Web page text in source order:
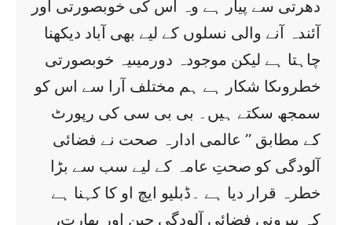
دھرتی سے پیار ہے وہ اس کی خوبصورتی اور
آئندہ آنے والی نسلوں کے لیے بھی آباد دیکھنا
چاہتا ہے لیکن موجودہ دورمیںیہ خوبصورتی
خطروںکا شکار ہے ہم مختلف آرا سے اس کو
سمجھ سکتے ہیں۔ بی بی سی کی رپورٹ
کے مطابق ’’ عالمی ادارہ صحت نے فضائی
آلودگی کو صحتِ عامہ کے لیے سب سے بڑا
خطرہ قرار دیا ہے ۔ڈبلیو ایچ او کا کہنا ہے
کہ بیرونی فضائی آلودگی چین اور بھارت،